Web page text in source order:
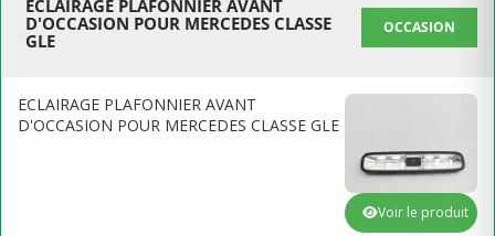
ECLAIRAGE PLAFONNIER AVANT
D'OCCASION POUR MERCEDES CLASSE
GLE
OCCASION
ECLAIRAGE PLAFONNIER AVANT
D'OCCASION POUR MERCEDES CLASSE GLE
Voir le produit